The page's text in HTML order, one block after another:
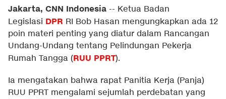
Jakarta, CNN Indonesia -- Ketua Badan
Legislasi DPR RI Bob Hasan mengungkapkan ada 12
poin materi penting yang diatur dalam Rancangan
Undang-Undang tentang Pelindungan Pekerja
Rumah Tangga (RUU PPRT).
Ia mengatakan bahwa rapat Panitia Kerja (Panja)
RUU PPRT mengalami sejumlah perdebatan yang